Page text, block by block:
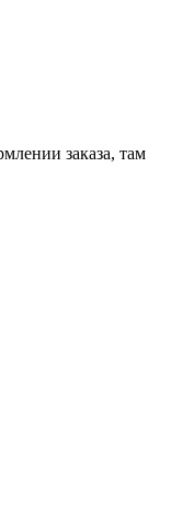
заказа, там